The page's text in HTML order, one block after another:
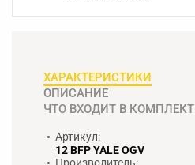
ХАРАКТЕРИСТИКИ
ОПИСАНИЕ
ЧТО ВХОДИТ В КОМПЛЕКТ
Артикул:
12 BFP YALE OGV
Производитель: